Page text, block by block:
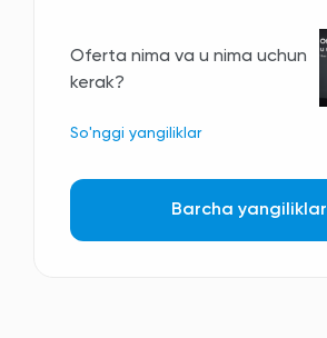
Oferta nima va u nima uchun
kerak?
So'nggi yangiliklar
Barcha yangiliklar